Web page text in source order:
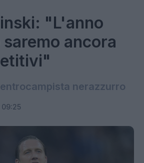
"L'anno
ancora
nerazzurro